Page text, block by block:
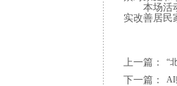
本场活
实改善居民
上一篇： “
下一篇： AI